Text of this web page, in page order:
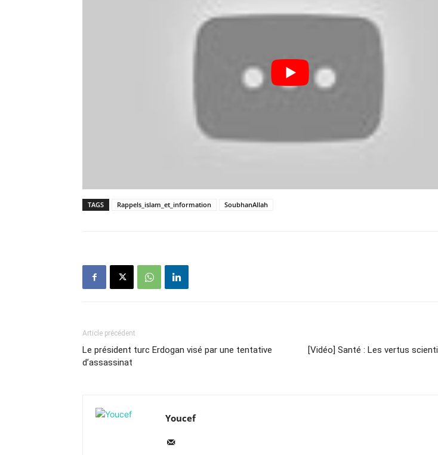
TAGS Rappels_islam_et_information SoubhanAllah
Article précédent
Le président turc Erdogan visé par une tentative
d’assassinat
[Vidéo] Santé : Les vertus
Youcef